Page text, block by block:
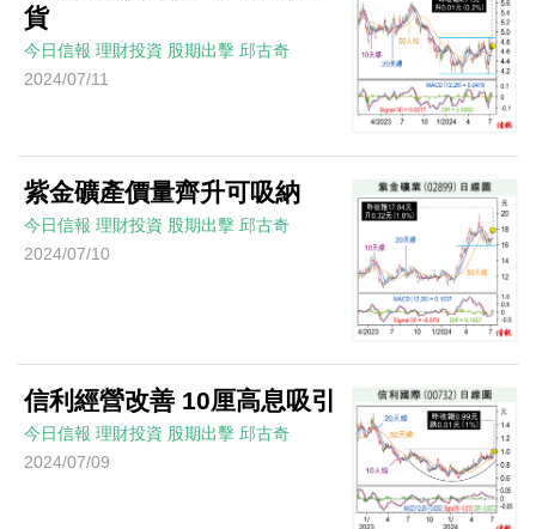
貨
今日信報 理財投資 股期出擊 邱古奇
2024/07/11
紫金礦產價量齊升可吸納
今日信報 理財投資 股期出擊 邱古奇
2024/07/10
信利經營改善 10厘高息吸引
今日信報 理財投資 股期出擊 邱古奇
2024/07/09